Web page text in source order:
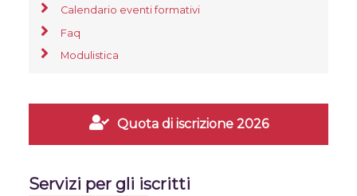
Calendario eventi formativi
Faq
Modulistica
Quota di iscrizione 2026
Servizi per gli iscritti